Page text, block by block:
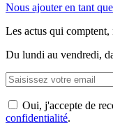
Nous ajouter en tant
Les actus qui comptent,
Du lundi au vendredi,
Oui, j'accepte de
confidentialité.